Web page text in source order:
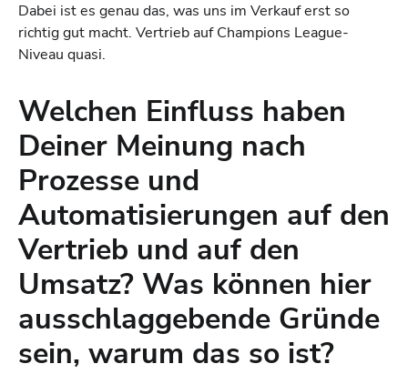
Dabei ist es genau das, was uns im Verkauf erst so
richtig gut macht. Vertrieb auf Champions League-
Niveau quasi.
Welchen Einfluss haben
Deiner Meinung nach
Prozesse und
Automatisierungen auf den
Vertrieb und auf den
Umsatz? Was können hier
ausschlaggebende Gründe
sein, warum das so ist?